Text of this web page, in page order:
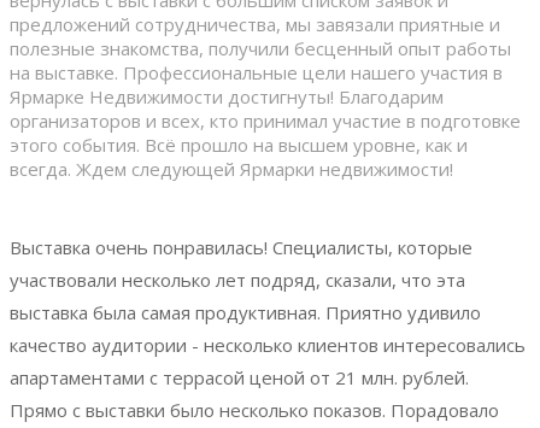
предложений сотрудничества, мы завязали приятные и
полезные знакомства, получили бесценный опыт работы
на выставке. Профессиональные цели нашего участия в
Ярмарке Недвижимости достигнуты! Благодарим
организаторов и всех, кто принимал участие в подготовке
этого события. Всё прошло на высшем уровне, как и
всегда. Ждем следующей Ярмарки недвижимости!
Выставка очень понравилась! Специалисты, которые
участвовали несколько лет подряд, сказали, что эта
выставка была самая продуктивная. Приятно удивило
качество аудитории - несколько клиентов интересовались
апартаментами с террасой ценой от 21 млн. рублей.
Прямо с выставки было несколько показов. Порадовало